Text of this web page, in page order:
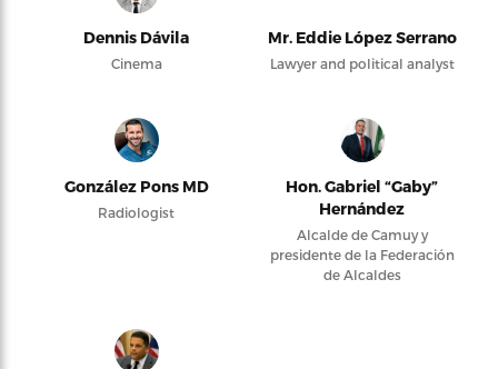
Dennis Dávila
Cinema
Mr. Eddie López Serrano
Lawyer and political analyst
González Pons MD
Radiologist
Hon. Gabriel “Gaby”
Hernández
Alcalde de Camuy y
presidente de la Federación
de Alcaldes